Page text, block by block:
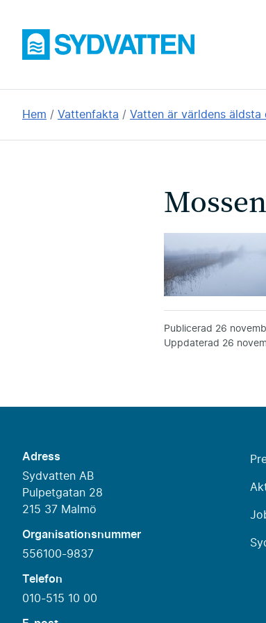
huvudinnehållet
Sydvatten
Du
Hem Vattenfakta Vatten är världens äldsta
Publicerad 26
Uppdaterad 26
Adress
Sydvatten AB
Pulpetgatan 28
215 37 Malmö
Organisationsnummer
556100-9837
Telefon
010-515 10 00